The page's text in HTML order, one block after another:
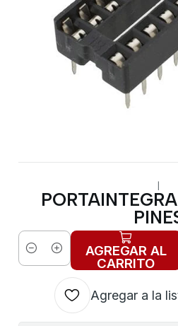
|
Cantidad AGREGAR AL
CARRITO
Agregar a la